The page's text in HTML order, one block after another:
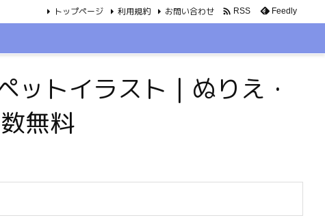
トップページ 利用規約 お問い合わせ  RSS Feedly
トイラスト｜ぬりえ・
無料